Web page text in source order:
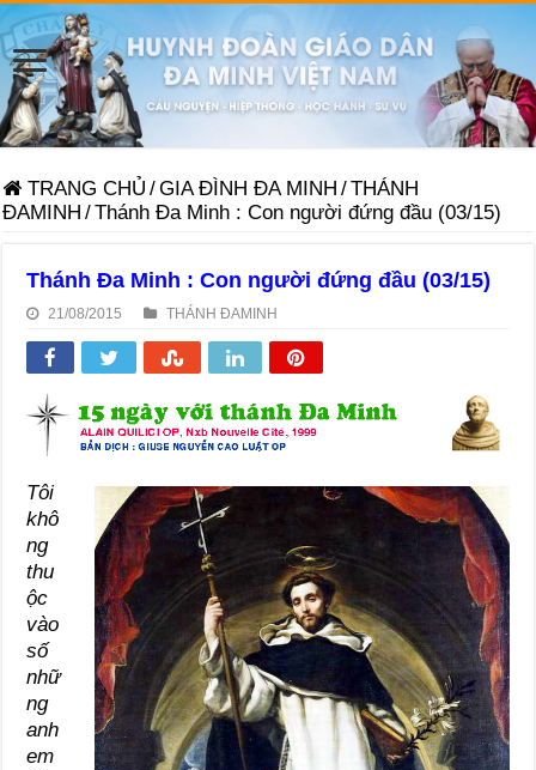
TRANG CHỦ /GIA ĐÌNH ĐA MINH /THÁNH
ĐAMINH /Thánh Đa Minh : Con người đứng đầu (03/15)
Thánh Đa Minh : Con người đứng đầu (03/15)
21/08/2015 THÁNH ĐAMINH
Tôi
khô
ng
thu
ộc
vào
số
nhữ
ng
anh
em